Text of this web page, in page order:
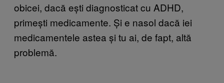
obicei, dacă ești diagnosticat cu ADHD,
primești medicamente. Și e nasol dacă iei
medicamentele astea și tu ai, de fapt, altă
problemă.